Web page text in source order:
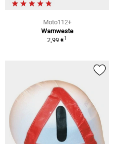
Moto112+
Warnweste
2,99 €1